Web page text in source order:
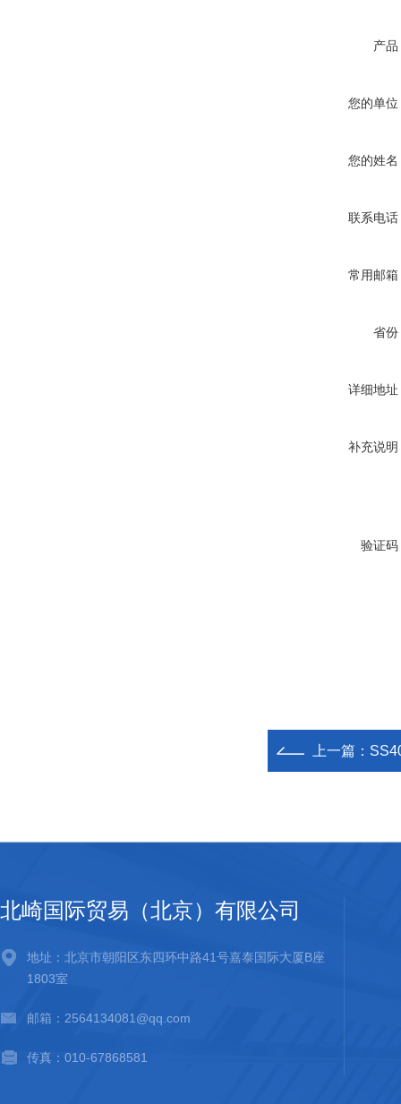
产品
您的单位
您的姓名
联系电话
常用邮箱
省份
详细地址
补充说明
验证码
上一篇：
北崎国际贸易（北京）有限公司
地址：北京市朝阳区东四环中路41号嘉泰国际大厦B座
1803室
邮箱：2564134081@qq.com
传真：010-67868581